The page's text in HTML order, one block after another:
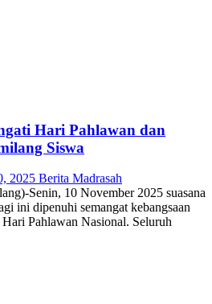
Hari Pahlawan dan
Siswa
2025 Berita Madrasah
Senin, 10 November 2025 suasana
ini dipenuhi semangat kebangsaan
Pahlawan Nasional. Seluruh